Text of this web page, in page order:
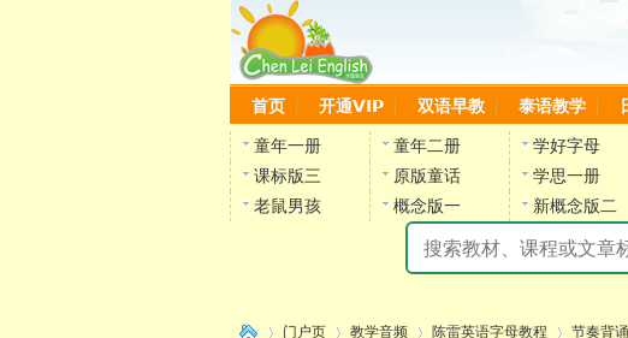
首页 开通VIP 双语早教 泰语教学
童年一册 童年二册 学好字母
课标版三
原版童话 学思一册
老鼠男孩
概念版一 新概念版二
门户页 教学音频 陈雷英语字母教程 节奏背